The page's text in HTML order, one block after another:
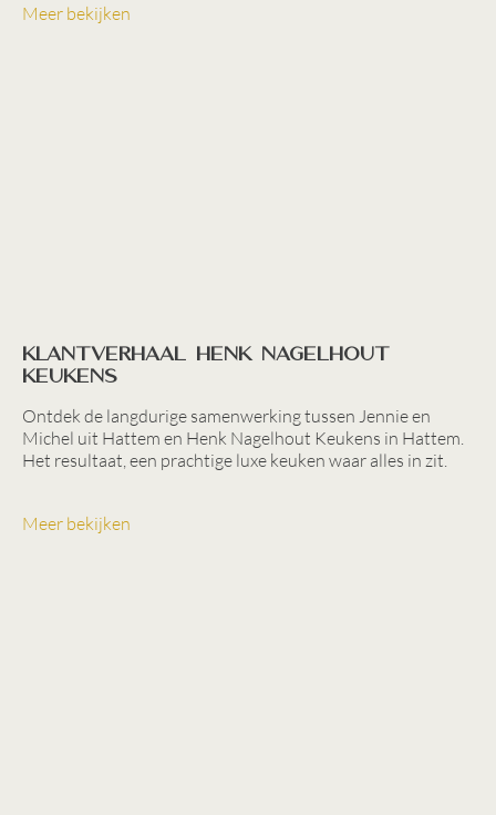
Meer bekijken
Klantverhaal Henk Nagelhout
Keukens
Ontdek de langdurige samenwerking tussen Jennie en
Michel uit Hattem en Henk Nagelhout Keukens in Hattem.
Het resultaat, een prachtige luxe keuken waar alles in zit.
Meer bekijken